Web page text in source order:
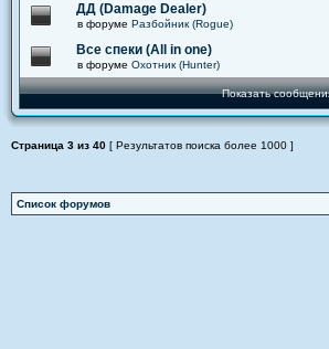
ДД (Damage Dealer)
в форуме Разбойник (Rogue)
Все спеки (All in one)
в форуме Охотник (Hunter)
Показать
Страница 3 из 40 [ Результатов поиска более 1000 ]
Список форумов